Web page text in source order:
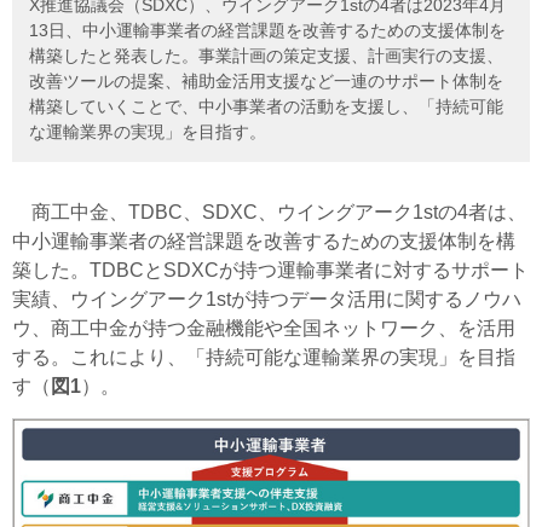
X推進協議会（SDXC）、ウイングアーク1stの4者は2023年4月
13日、中小運輸事業者の経営課題を改善するための支援体制を
構築したと発表した。事業計画の策定支援、計画実行の支援、
改善ツールの提案、補助金活用支援など一連のサポート体制を
構築していくことで、中小事業者の活動を支援し、「持続可能
な運輸業界の実現」を目指す。
商工中金、TDBC、SDXC、ウイングアーク1stの4者は、
中小運輸事業者の経営課題を改善するための支援体制を構
築した。TDBCとSDXCが持つ運輸事業者に対するサポート
実績、ウイングアーク1stが持つデータ活用に関するノウハ
ウ、商工中金が持つ金融機能や全国ネットワーク、を活用
する。これにより、「持続可能な運輸業界の実現」を目指
す（ 図1）。